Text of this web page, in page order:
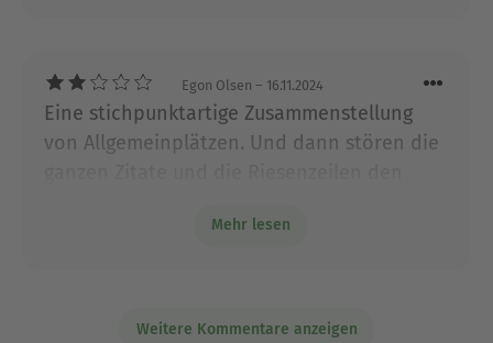
Egon Olsen – 16.11.2024
Eine stichpunktartige Zusammenstellung
von Allgemeinplätzen. Und dann stören die
sind sicher Teil der Gestaltung der
Mehr lesen
Weitere Kommentare anzeigen